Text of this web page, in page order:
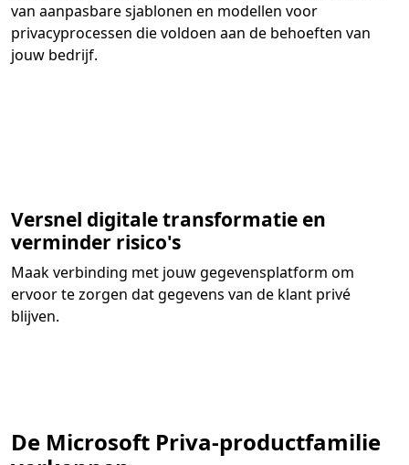
van aanpasbare sjablonen en modellen voor
privacyprocessen die voldoen aan de behoeften van
jouw bedrijf.
Versnel digitale transformatie en
verminder risico's
Maak verbinding met jouw gegevensplatform om
ervoor te zorgen dat gegevens van de klant privé
blijven.
De Microsoft Priva-productfamilie